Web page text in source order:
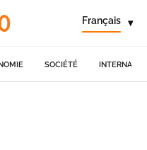
Français ▾
SOCIÉTÉ